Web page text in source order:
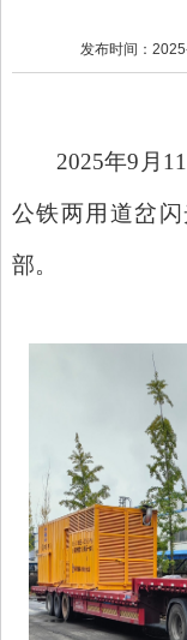
发布时间：
2025年9月
公铁两用道岔
部。